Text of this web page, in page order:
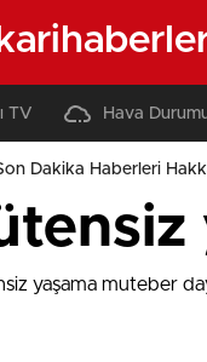
TV Hava
Dakika Haberleri